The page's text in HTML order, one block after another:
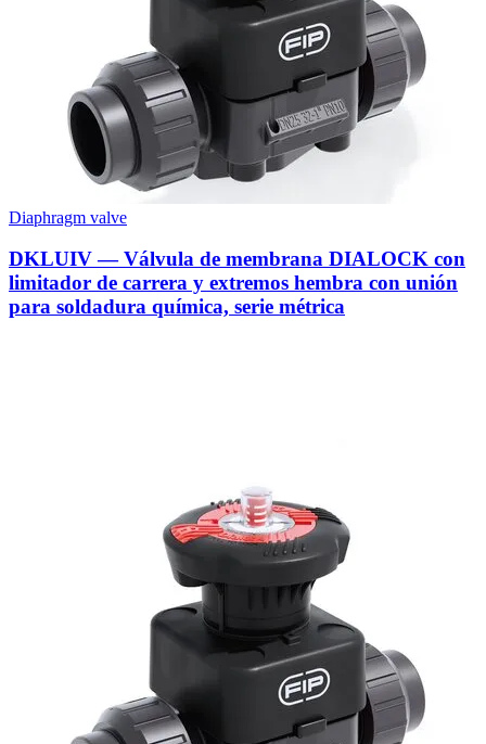
Diaphragm valve
DKLUIV — Válvula de membrana DIALOCK con
limitador de carrera y extremos hembra con unión
para soldadura química, serie métrica